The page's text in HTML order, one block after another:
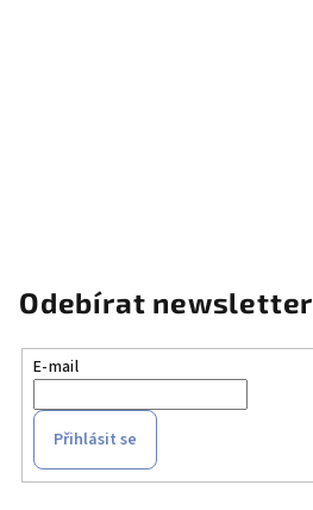
Odebírat newsletter
E-mail
Přihlásit se